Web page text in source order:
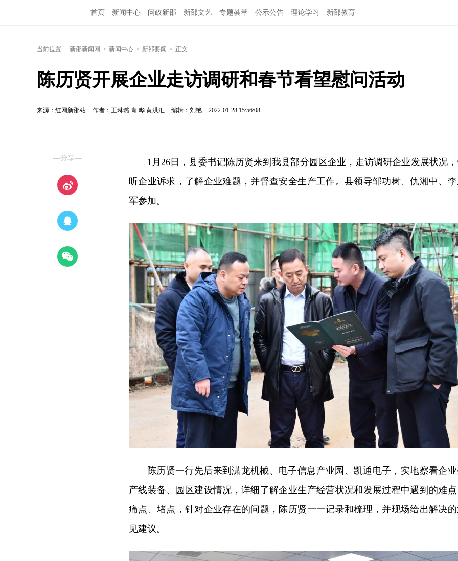
首页 新闻中心 问政新邵 新邵文艺 专题荟萃 公示公告 理论学习 新邵教育
当前位置: 新邵新闻网 > 新闻中心 > 新邵要闻 > 正文
陈历贤开展企业走访调研和春节看望慰问活动
来源：红网新邵站 作者：王琳璐 肖 晔 黄洪汇 编辑：刘艳 2022-01-28 15:56:08
—分享—
1月26日，县委书记陈历贤来到我县部分园区企业，走访调研企业发展状况
听企业诉求，了解企业难题，并督查安全生产工作。县领导邹功树、仇湘中、
军参加。
陈历贤一行先后来到潇龙机械、电子信息产业园、凯通电子，实地察看企
产线装备、园区建设情况，详细了解企业生产经营状况和发展过程中遇到的难
痛点、堵点，针对企业存在的问题，陈历贤一一记录和梳理，并现场给出解决
见建议。